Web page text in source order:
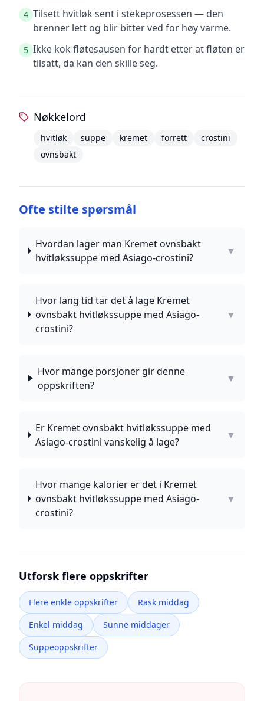
4 Tilsett hvitløk sent i stekeprosessen — den
brenner lett og blir bitter ved for høy varme.
5 Ikke kok fløtesausen for hardt etter at fløten er
tilsatt, da kan den skille seg.
Nøkkelord
hvitløk suppe kremet forrett
crostini
ovnsbakt
Ofte stilte spørsmål
Hvordan lager man Kremet ovnsbakt
hvitløkssuppe med Asiago-crostini?
▼
Hvor lang tid tar det å lage Kremet
ovnsbakt hvitløkssuppe med Asiago-
crostini?
▼
Hvor mange porsjoner gir denne
oppskriften?
▼
Er Kremet ovnsbakt hvitløkssuppe med
Asiago-crostini vanskelig å lage?
▼
Hvor mange kalorier er det i Kremet
ovnsbakt hvitløkssuppe med Asiago-
crostini?
▼
Utforsk flere oppskrifter
Flere enkle oppskrifter
Rask middag
Enkel middag
Sunne middager
Suppeoppskrifter